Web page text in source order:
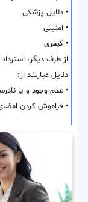
• دلایل پزشکی
• امنیتی
• کیفری
دلایل عبارتند از:
• عدم وجود و یا
• فراموش کردن